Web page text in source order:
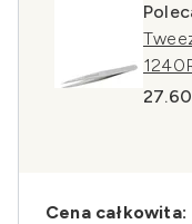
Cena całkowita: